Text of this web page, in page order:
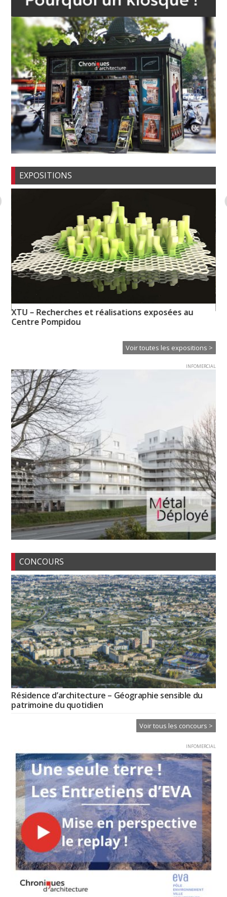
EXPOSITIONS
XTU – Recherches et réalisations exposées au
Centre Pompidou
Voir toutes les expositions >
INFOMERCIAL
CONCOURS
Résidence d’architecture – Géographie sensible du
patrimoine du quotidien
Voir tous les concours >
INFOMERCIAL